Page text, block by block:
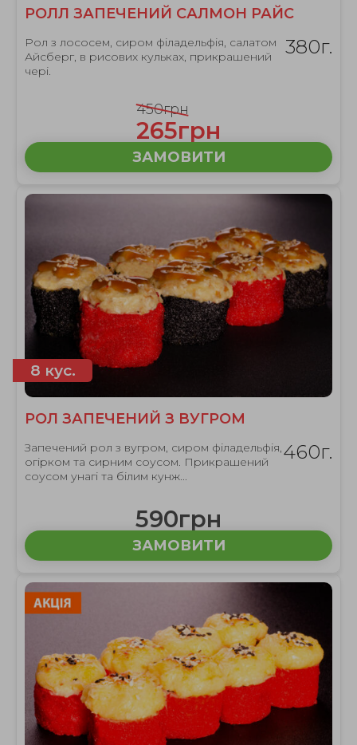
РОЛЛ ЗАПЕЧЕНИЙ САЛМОН РАЙС
Рол з лососем, сиром філадельфія, салатом
Айсберг, в рисових кульках, прикрашений
чері.
380г.
450грн
265грн
ЗАМОВИТИ
8 кус.
РОЛ ЗАПЕЧЕНИЙ З ВУГРОМ
Запечений рол з вугром, сиром філадельфія,
огірком та сирним соусом. Прикрашений
соусом унагі та білим кунж...
460г.
590грн
ЗАМОВИТИ